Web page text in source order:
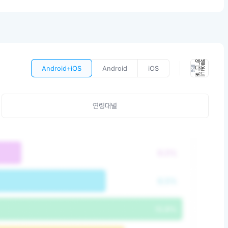
Android+iOS Android iOS
엑셀
다운
로드
연령대별